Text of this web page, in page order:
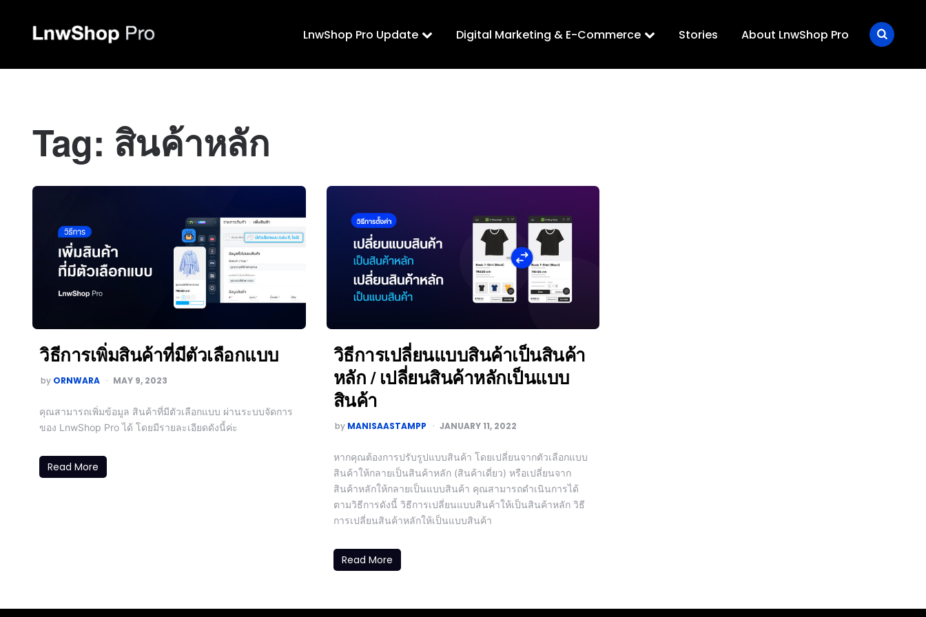
LnwShop Pro Update Digital Marketing & E-Commerce Stories About LnwShop Pro
Tag: สินค้าหลัก
วิธีการเพิ่มสินค้าที่มีตัวเลือกแบบ
by ORNWARA MAY 9, 2023
คุณสามารถเพิ่มข้อมูล สินค้าที่มีตัวเลือกแบบ ผ่านระบบจัดการ
ของ LnwShop Pro ได้ โดยมีรายละเอียดดังนี้ค่ะ
Read More
วิธีการเปลี่ยนแบบสินค้าเป็นสินค้า
หลัก / เปลี่ยนสินค้าหลักเป็นแบบ
สินค้า
by MANISAASTAMPP JANUARY 11, 2022
หากคุณต้องการปรับรูปแบบสินค้า โดยเปลี่ยนจากตัวเลือกแบบ
สินค้าให้กลายเป็นสินค้าหลัก (สินค้าเดี่ยว) หรือเปลี่ยนจาก
สินค้าหลักให้กลายเป็นแบบสินค้า คุณสามารถดำเนินการได้
ตามวิธีการดังนี้ วิธีการเปลี่ยนแบบสินค้าให้เป็นสินค้าหลัก วิธี
การเปลี่ยนสินค้าหลักให้เป็นแบบสินค้า
Read More